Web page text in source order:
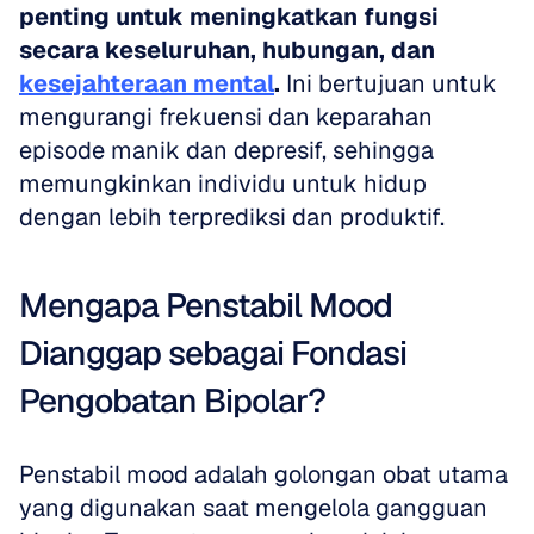
penting untuk meningkatkan fungsi
kesejahteraan mental. Ini bertujuan untuk
mengurangi frekuensi dan keparahan
episode manik dan depresif, sehingga
memungkinkan individu untuk hidup
dengan lebih terprediksi dan produktif.
Mengapa Penstabil Mood
Dianggap sebagai Fondasi
Pengobatan Bipolar?
Penstabil mood adalah golongan obat utama
yang digunakan saat mengelola gangguan